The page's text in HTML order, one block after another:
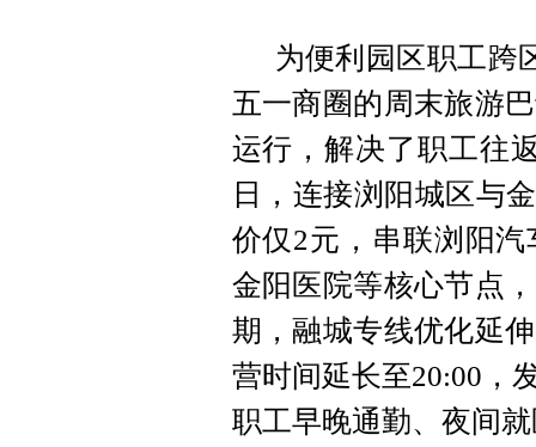
为便利园区职工跨
五一商圈的周末旅游
运行，解决了职工往
日，连接浏阳城区与
价仅2元，串联浏阳
金阳医院等核心节点
期，融城专线优化延
营时间延长至20:00，
职工早晚通勤、夜间